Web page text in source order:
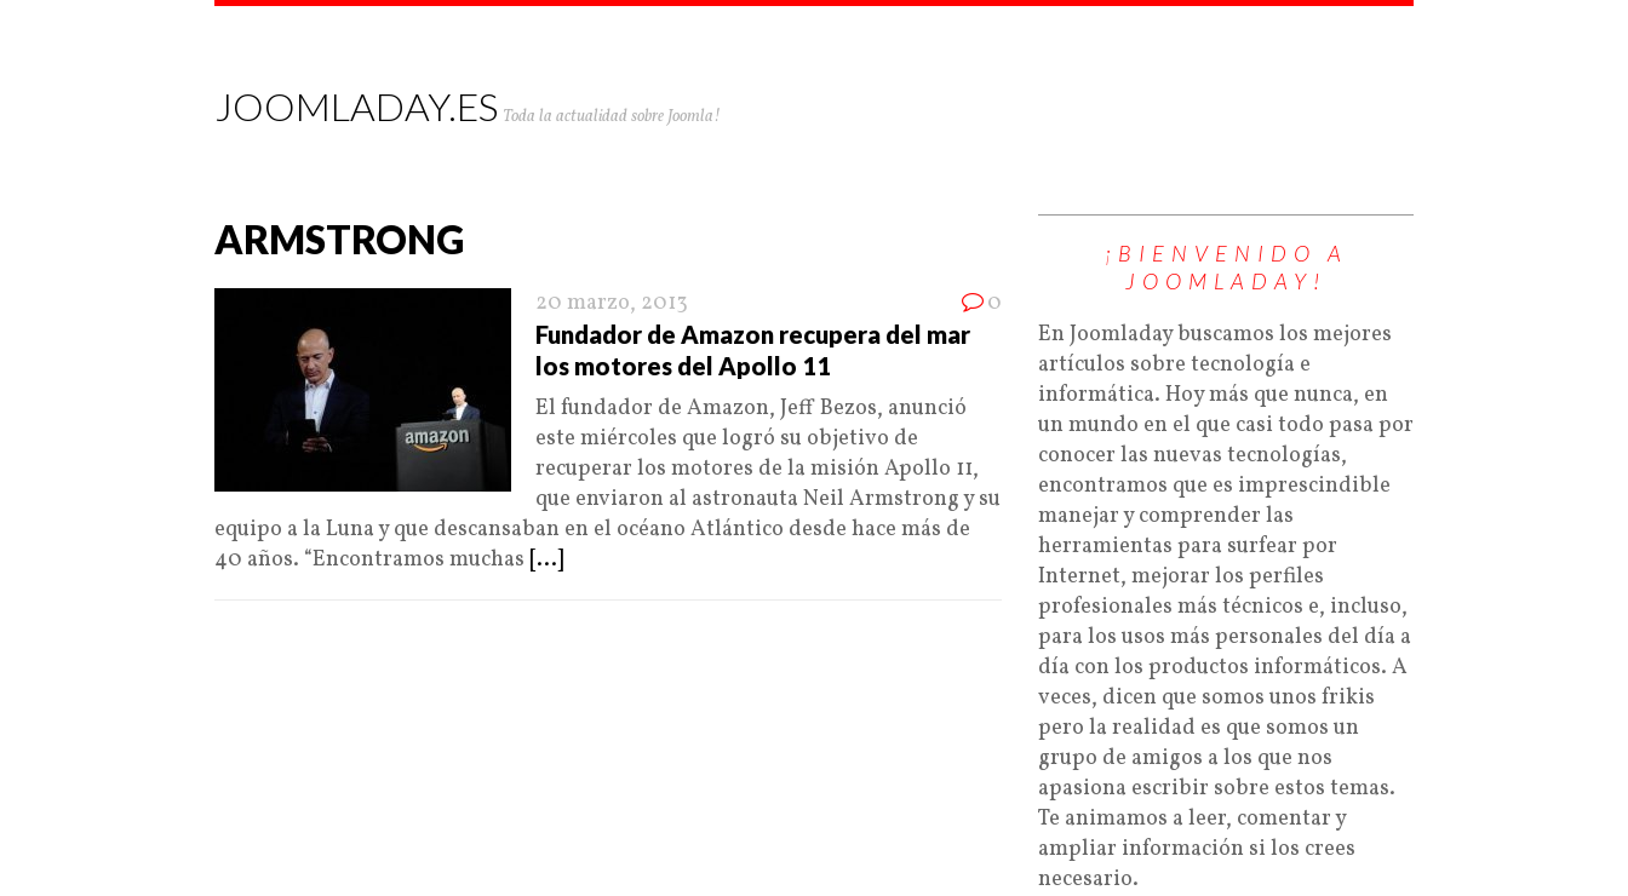
JOOMLADAY.ES Toda la actualidad sobre Joomla!
ARMSTRONG
20 marzo, 2013 0
Fundador de Amazon recupera del mar
los motores del Apollo 11
El fundador de Amazon, Jeff Bezos, anunció
este miércoles que logró su objetivo de
recuperar los motores de la misión Apollo 11,
que enviaron al astronauta Neil Armstrong y su
equipo a la Luna y que descansaban en el océano Atlántico desde hace más de
40 años. “Encontramos muchas [...]
¡BIENVENIDO A
JOOMLADAY!
En Joomladay buscamos los mejores
artículos sobre tecnología e
informática. Hoy más que nunca, en
un mundo en el que casi todo pasa por
conocer las nuevas tecnologías,
encontramos que es imprescindible
manejar y comprender las
herramientas para surfear por
Internet, mejorar los perfiles
profesionales más técnicos e, incluso,
para los usos más personales del día a
día con los productos informáticos. A
veces, dicen que somos unos frikis
pero la realidad es que somos un
grupo de amigos a los que nos
apasiona escribir sobre estos temas.
Te animamos a leer, comentar y
ampliar información si los crees
necesario.